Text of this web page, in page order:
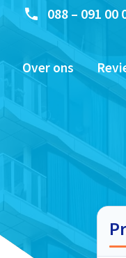
088 – 091 00
Over ons